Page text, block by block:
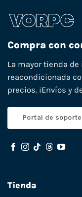
Compra con
La mayor tienda
reacondicionada
precios. ¡Envíos y
Portal de soporte
Tienda